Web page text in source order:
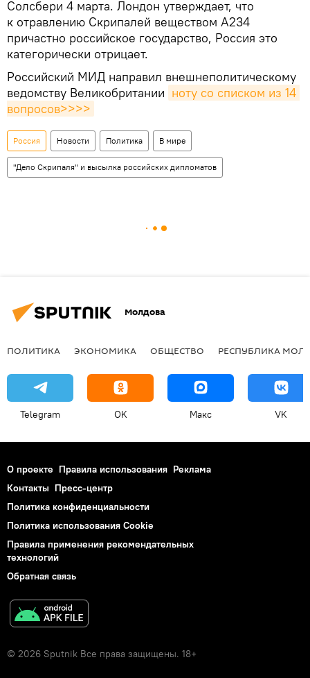
Солсбери 4 марта. Лондон утверждает, что
к отравлению Скрипалей веществом А234
причастно российское государство, Россия это
категорически отрицает.
Российский МИД направил внешнеполитическому
ведомству Великобритании ноту со списком из 14
вопросов>>>>
Россия Новости Политика В мире
"Дело Скрипаля" и высылка российских дипломатов
Молдова
ПОЛИТИКА ЭКОНОМИКА ОБЩЕСТВО РЕСПУБЛИКА
Telegram OK Макс VK
О проекте Правила использования Реклама
Контакты Пресс-центр
Политика конфиденциальности
Политика использования Cookie
Правила применения рекомендательных
технологий
Обратная связь
© 2026 Sputnik Все права защищены. 18+